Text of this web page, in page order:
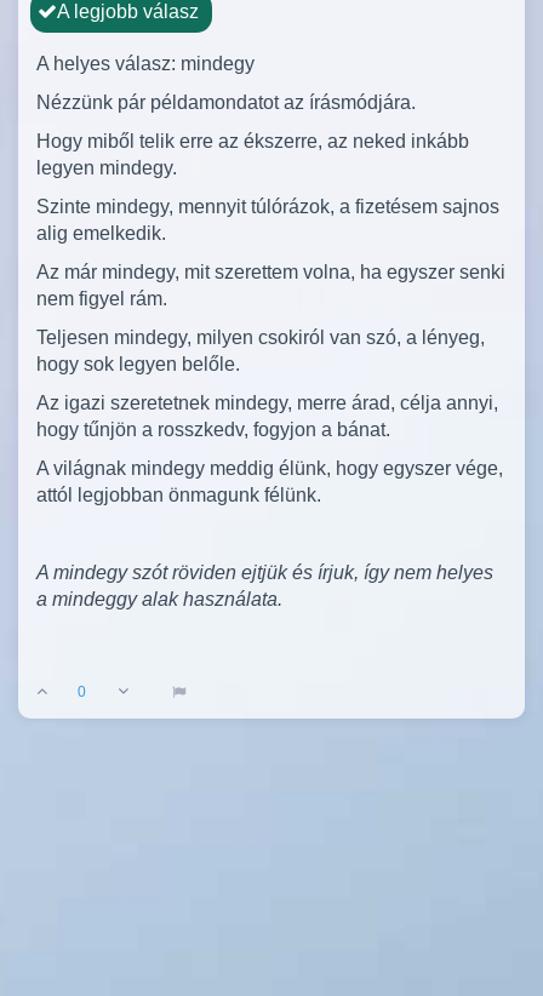
A legjobb válasz
A helyes válasz: mindegy
Nézzünk pár példamondatot az írásmódjára.
Hogy miből telik erre az ékszerre, az neked inkább
legyen mindegy.
Szinte mindegy, mennyit túlórázok, a fizetésem sajnos
alig emelkedik.
Az már mindegy, mit szerettem volna, ha egyszer senki
nem figyel rám.
Teljesen mindegy, milyen csokiról van szó, a lényeg,
hogy sok legyen belőle.
Az igazi szeretetnek mindegy, merre árad, célja annyi,
hogy tűnjön a rosszkedv, fogyjon a bánat.
A világnak mindegy meddig élünk, hogy egyszer vége,
attól legjobban önmagunk félünk.
A mindegy szót röviden ejtjük és írjuk, így nem helyes
a mindeggy alak használata.
0